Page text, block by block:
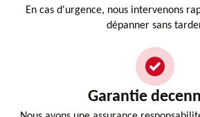
En cas d'urgence, nous intervenons
dépanner sans
Garantie